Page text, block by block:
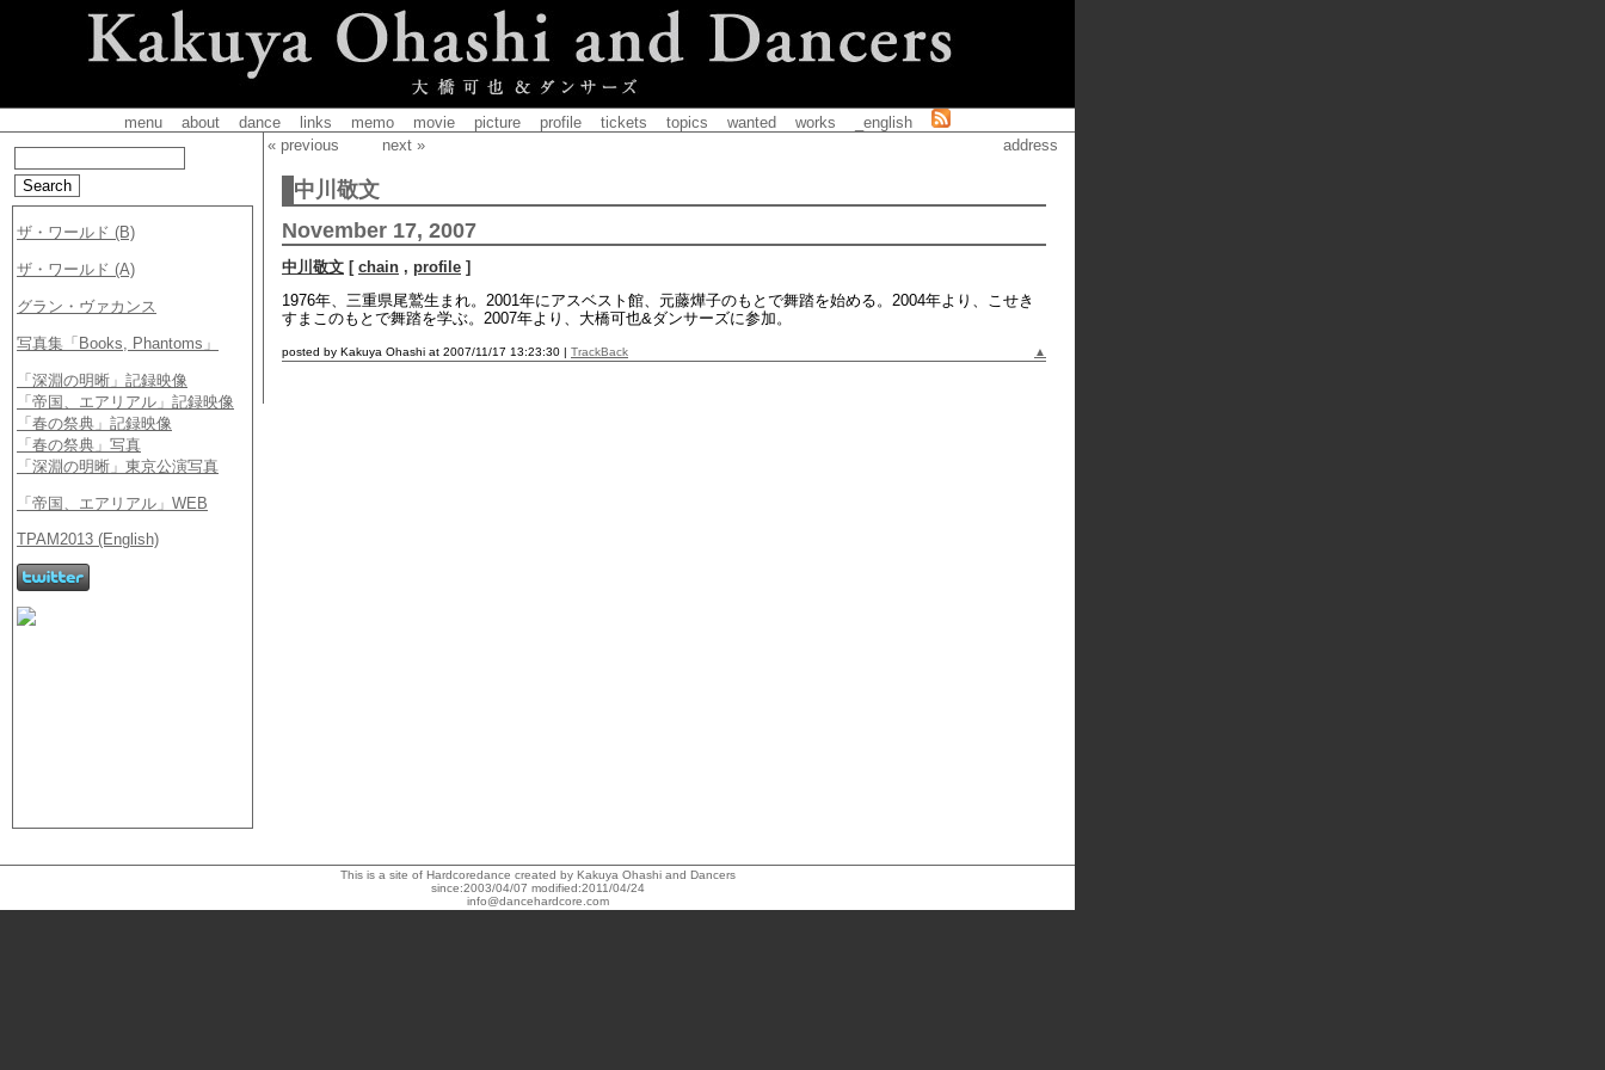
menu about dance links memo movie picture profile tickets topics wanted works
_english
« previous
next » address
中川敬文
November 17, 2007
中川敬文 [ chain , profile ]
1976年、三重県尾鷲生まれ。2001年にアスベスト館、元藤燁子のもとで舞踏を始める。2004年より、こせき
すまこのもとで舞踏を学ぶ。2007年より、大橋可也&ダンサーズに参加。
posted by Kakuya Ohashi at 2007/11/17 13:23:30 | TrackBack ▲
This is a site of Hardcoredance created by Kakuya Ohashi and Dancers
since:2003/04/07 modified:2011/04/24
info@dancehardcore.com